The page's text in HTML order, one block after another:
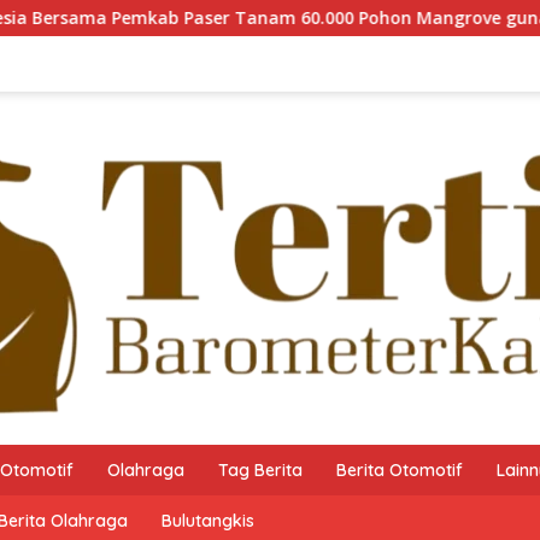
Paser Tanam 60.000 Pohon Mangrove guna Memperkuat
Otomotif Olahraga Tag Berita Berita Otomotif
Olahraga Bulutangkis